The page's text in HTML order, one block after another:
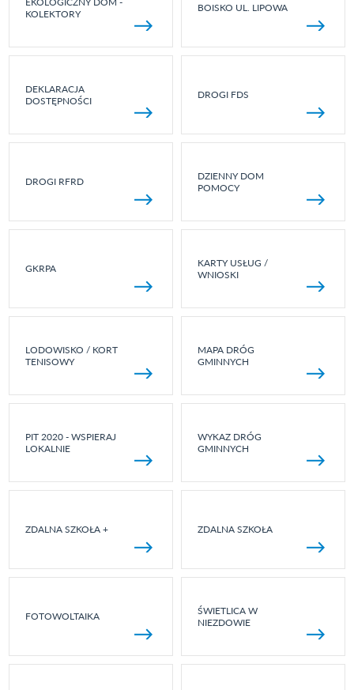
KOLEKTORY
BOISKO UL. LIPOWA
DEKLARACJA
DOSTĘPNOŚCI
DROGI FDS
DROGI RFRD
DZIENNY DOM
POMOCY
GKRPA
KARTY USŁUG /
WNIOSKI
LODOWISKO / KORT
TENISOWY
MAPA DRÓG
GMINNYCH
PIT 2020 - WSPIERAJ
LOKALNIE
WYKAZ DRÓG
GMINNYCH
ZDALNA SZKOŁA + ZDALNA SZKOŁA
FOTOWOLTAIKA
ŚWIETLICA W
NIEZDOWIE